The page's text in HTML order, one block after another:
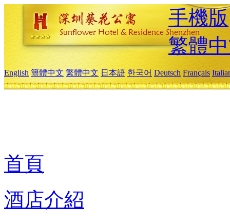
手機版
繁體
English 簡體中文 繁體中文 日本語 한국어 Deutsch Français
首頁
酒店介紹